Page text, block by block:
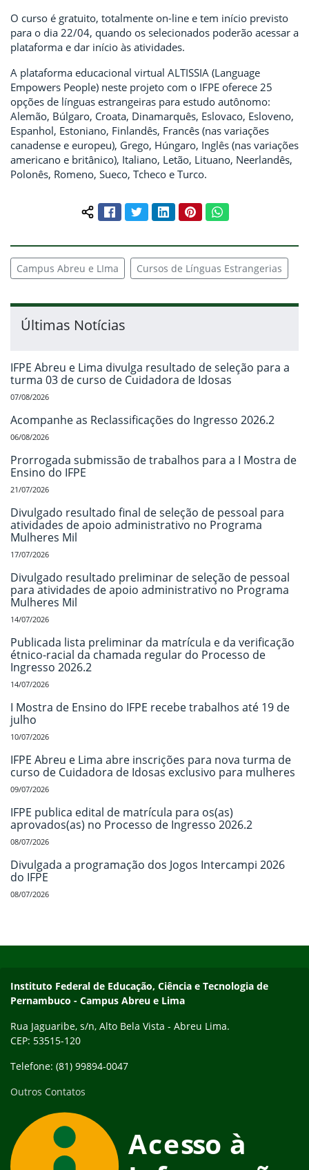
O curso é gratuito, totalmente on-line e tem início previsto
para o dia 22/04, quando os selecionados poderão acessar a
plataforma e dar início às atividades.
A plataforma educacional virtual ALTISSIA (Language
Empowers People) neste projeto com o IFPE oferece 25
opções de línguas estrangeiras para estudo autônomo:
Alemão, Búlgaro, Croata, Dinamarquês, Eslovaco, Esloveno,
Espanhol, Estoniano, Finlandês, Francês (nas variações
canadense e europeu), Grego, Húngaro, Inglês (nas variações
americano e britânico), Italiano, Letão, Lituano, Neerlandês,
Polonês, Romeno, Sueco, Tcheco e Turco.
Compartilhar conteúdo:
FacebookTwitterLinkedInPinterestWhatsApp
Campus Abreu e LIma Cursos de Línguas Estrangerias
Últimas Notícias
IFPE Abreu e Lima divulga resultado de seleção para a
turma 03 de curso de Cuidadora de Idosas
07/08/2026
Acompanhe as Reclassificações do Ingresso 2026.2
06/08/2026
Prorrogada submissão de trabalhos para a I Mostra de
Ensino do IFPE
21/07/2026
Divulgado resultado final de seleção de pessoal para
atividades de apoio administrativo no Programa
Mulheres Mil
17/07/2026
Divulgado resultado preliminar de seleção de pessoal
para atividades de apoio administrativo no Programa
Mulheres Mil
14/07/2026
Publicada lista preliminar da matrícula e da verificação
étnico-racial da chamada regular do Processo de
Ingresso 2026.2
14/07/2026
I Mostra de Ensino do IFPE recebe trabalhos até 19 de
julho
10/07/2026
IFPE Abreu e Lima abre inscrições para nova turma de
curso de Cuidadora de Idosas exclusivo para mulheres
09/07/2026
IFPE publica edital de matrícula para os(as)
aprovados(as) no Processo de Ingresso 2026.2
08/07/2026
Divulgada a programação dos Jogos Intercampi 2026
do IFPE
08/07/2026
Instituto Federal de Educação, Ciência e Tecnologia de
Pernambuco - Campus Abreu e Lima
Rua Jaguaribe, s/n, Alto Bela Vista - Abreu Lima.
CEP: 53515-120
Telefone: (81) 99894-0047
Outros Contatos